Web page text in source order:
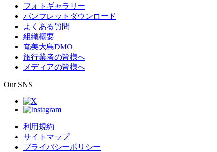
フォトギャラリー
パンフレットダウンロード
よくある質問
組織概要
奄美大島DMO
旅行業者の皆様へ
メディアの皆様へ
Our SNS
利用規約
サイトマップ
プライバシーポリシー